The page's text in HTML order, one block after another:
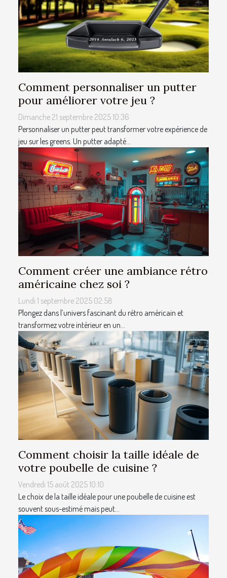
Comment personnaliser un putter
pour améliorer votre jeu ?
Dimanche 21 septembre 2025 10:36
Personnaliser un putter peut transformer votre expérience de
jeu sur les greens. Un putter adapté...
Comment créer une ambiance rétro
américaine chez soi ?
Lundi 1 septembre 2025 02:58
Plongez dans l’univers fascinant du rétro américain et
transformez votre intérieur en un...
Comment choisir la taille idéale de
votre poubelle de cuisine ?
Vendredi 15 août 2025 10:10
Le choix de la taille idéale pour une poubelle de cuisine est
souvent sous-estimé mais peut...